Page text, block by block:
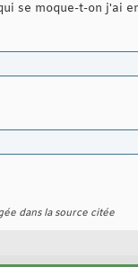
se moque-t-on j'ai
dans la source citée